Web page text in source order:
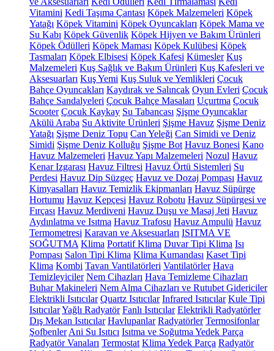
Vitamini Kedi Taşıma Çantası Köpek Malzemeleri Köpek
Yatağı Köpek Vitamini Köpek Oyuncakları Köpek Mama ve
Su Kabı Köpek Güvenlik Köpek Hijyen ve Bakım Ürünleri
Köpek Ödülleri Köpek Maması Köpek Kulübesi Köpek
Tasmaları Köpek Elbisesi Köpek Kafesi Kümesler Kuş
Malzemeleri Kuş Sağlık ve Bakım Ürünleri Kuş Kafesleri ve
Aksesuarları Kuş Yemi Kuş Suluk ve Yemlikleri Çocuk
Bahçe Oyuncakları Kaydırak ve Salıncak Oyun Evleri Çocuk
Bahçe Sandalyeleri Çocuk Bahçe Masaları Uçurtma Çocuk
Scooter Çocuk Kaykay Su Tabancası Şişme Oyuncaklar
Akülü Araba Su Aktivite Ürünleri Şişme Havuz Şişme Deniz
Yatağı Şişme Deniz Topu Can Yeleği Can Simidi ve Deniz
Simidi Şişme Deniz Kolluğu Şişme Bot Havuz Bonesi Kano
Havuz Malzemeleri Havuz Yapı Malzemeleri Nozul Havuz
Kenar Izgarası Havuz Filtresi Havuz Örtü Sistemleri Su
Perdesi Havuz Dip Süzgeç Havuz ve Dozaj Pompası Havuz
Kimyasalları Havuz Temizlik Ekipmanları Havuz Süpürge
Hortumu Havuz Kepçesi Havuz Robotu Havuz Süpürgesi ve
Fırçası Havuz Merdiveni Havuz Duşu ve Masaj Jeti Havuz
Aydınlatma ve Isıtma Havuz Trafosu Havuz Ampulü Havuz
Termometresi Karavan ve Aksesuarları ISITMA VE
SOĞUTMA Klima Portatif Klima Duvar Tipi Klima Isı
Pompası Salon Tipi Klima Klima Kumandası Kaset Tipi
Klima Kombi Tavan Vantilatörleri Vantilatörler Hava
Temizleyiciler Nem Cihazları Hava Temizleme Cihazları
Buhar Makineleri Nem Alma Cihazları ve Rutubet Gidericiler
Elektrikli Isıtıcılar Quartz Isıtıcılar Infrared Isıtıcılar Kule Tipi
IsıtıcılarYağlı Radyatör Fanlı Isıtıcılar Elektrikli Radyatörler
Dış Mekan Isıtıcılar Havlupanlar Radyatörler Termosifonlar
Şofbenler Ani Su Isıtıcı Isıtma ve Soğutma Yedek Parça
Radyatör Vanaları Termostat Klima Yedek Parça Radyatör